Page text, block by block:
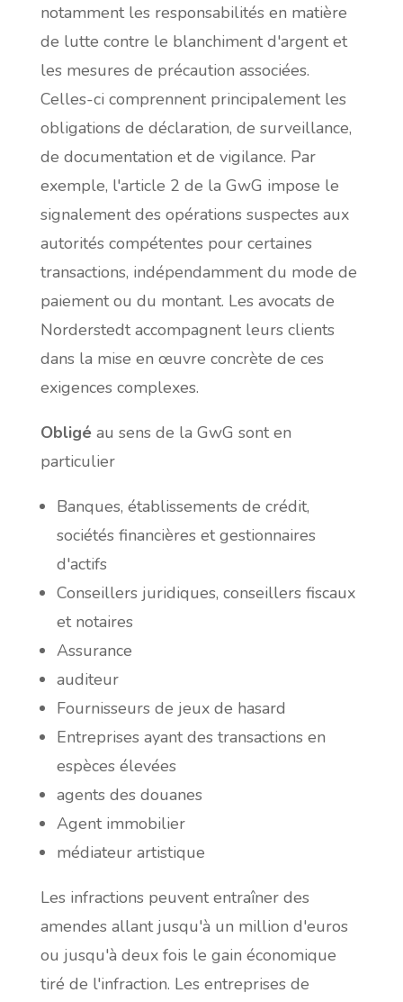
notamment les responsabilités en matière
de lutte contre le blanchiment d'argent et
les mesures de précaution associées.
Celles-ci comprennent principalement les
obligations de déclaration, de surveillance,
de documentation et de vigilance. Par
exemple, l'article 2 de la GwG impose le
signalement des opérations suspectes aux
autorités compétentes pour certaines
transactions, indépendamment du mode de
paiement ou du montant. Les avocats de
Norderstedt accompagnent leurs clients
dans la mise en œuvre concrète de ces
exigences complexes.
Obligéau sens de la GwG sont en
particulier
Banques, établissements de crédit,
sociétés financières et gestionnaires
d'actifs
Conseillers juridiques, conseillers fiscaux
et notaires
Assurance
auditeur
Fournisseurs de jeux de hasard
Entreprises ayant des transactions en
espèces élevées
agents des douanes
Agent immobilier
médiateur artistique
Les infractions peuvent entraîner des
amendes allant jusqu'à un million d'euros
ou jusqu'à deux fois le gain économique
tiré de l'infraction. Les entreprises de